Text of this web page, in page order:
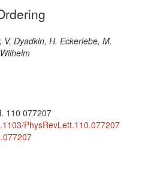
Dyadkin, H. Eckerlebe, M.
110 077207
PhysRevLett.110.077207